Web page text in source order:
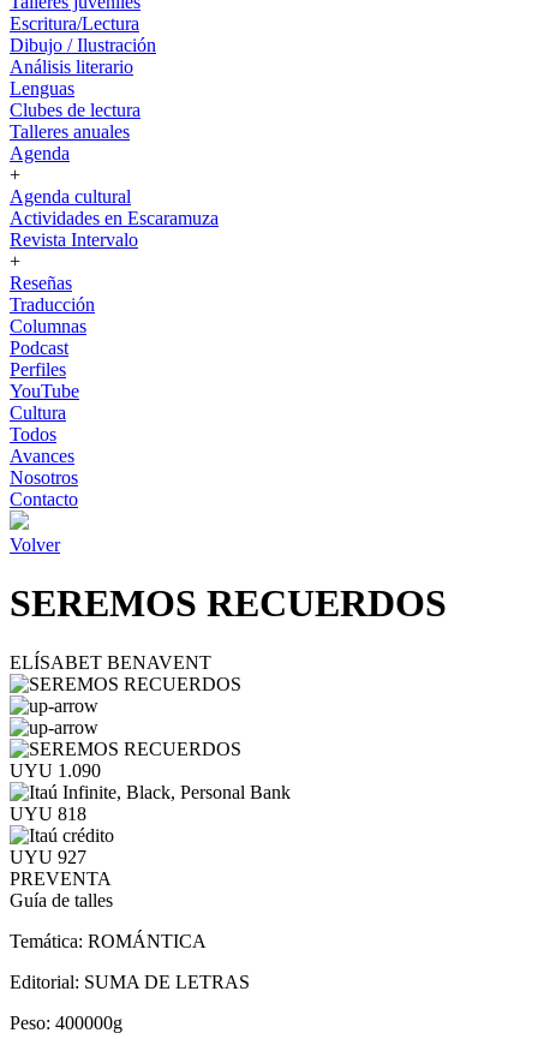
Escritura/Lectura
Dibujo / Ilustración
Análisis literario
Lenguas
Clubes de lectura
Talleres anuales
Agenda
+
Agenda cultural
Actividades en Escaramuza
Revista Intervalo
+
Reseñas
Traducción
Columnas
Podcast
Perfiles
YouTube
Cultura
Todos
Avances
Nosotros
Contacto
Volver
SEREMOS RECUERDOS
ELÍSABET BENAVENT
UYU 1.090
UYU 818
UYU 927
PREVENTA
Guía de talles
Temática: ROMÁNTICA
Editorial: SUMA DE LETRAS
Peso: 400000g